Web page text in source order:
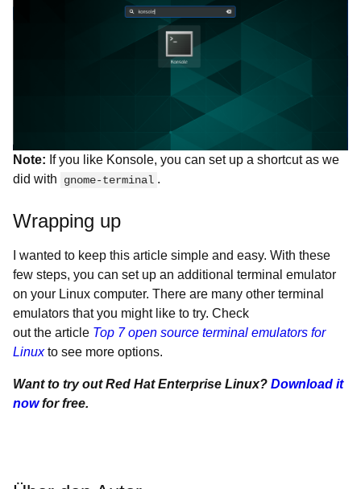
Note: If you like Konsole, you can set up a shortcut as we
did with
gnome-terminal .
Wrapping up
I wanted to keep this article simple and easy. With these
few steps, you can set up an additional terminal emulator
on your Linux computer. There are many other terminal
emulators that you might like to try. Check
out the article Top 7 open source terminal emulators for
Linuxto see more options.
Want to try out Red Hat Enterprise Linux? Download it
nowfor free.